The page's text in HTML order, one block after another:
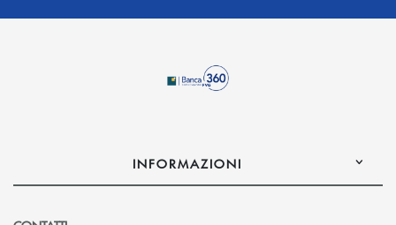
INFORMAZIONI